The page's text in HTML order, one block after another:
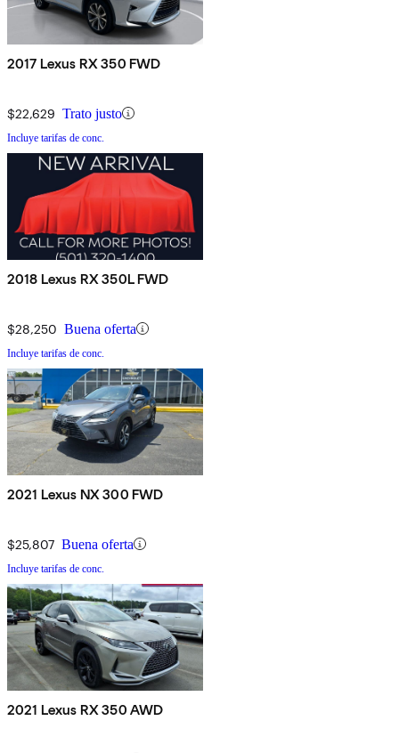
2017 Lexus RX 350 FWD
$22,629 Trato justo
Incluye tarifas de conc.
2018 Lexus RX 350L FWD
$28,250 Buena oferta
Incluye tarifas de conc.
2021 Lexus NX 300 FWD
$25,807 Buena oferta
Incluye tarifas de conc.
2021 Lexus RX 350 AWD